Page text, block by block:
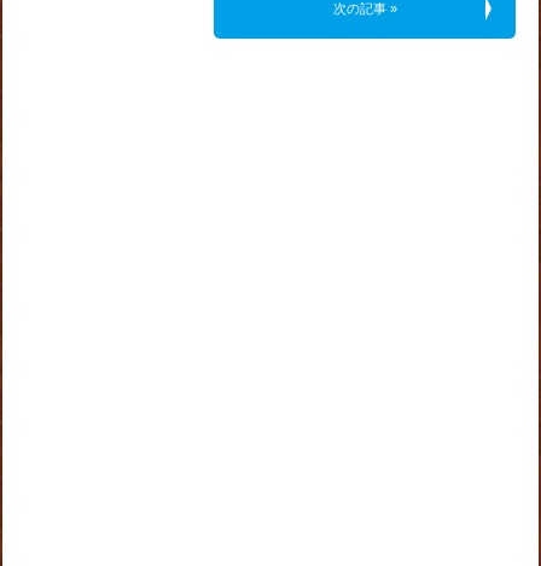
次の記事 »